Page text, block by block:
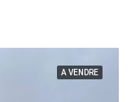
A VENDRE